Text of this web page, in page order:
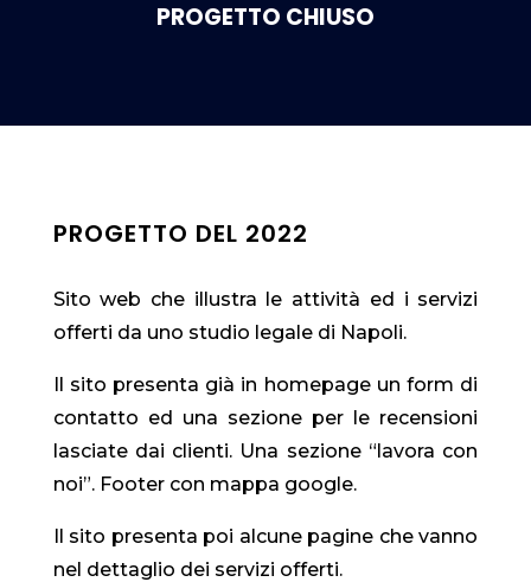
PROGETTO CHIUSO
PROGETTO DEL 2022
Sito web che illustra le attività ed i servizi
offerti da uno studio legale di Napoli.
Il sito presenta già in homepage un form di
contatto ed una sezione per le recensioni
lasciate dai clienti. Una sezione “lavora con
noi”. Footer con mappa google.
Il sito presenta poi alcune pagine che vanno
nel dettaglio dei servizi offerti.